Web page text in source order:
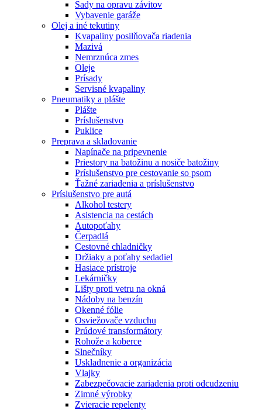
Sady na opravu závitov
Vybavenie garáže
Olej a iné tekutiny
Kvapaliny posilňovača riadenia
Mazivá
Nemrznúca zmes
Oleje
Prísady
Servisné kvapaliny
Pneumatiky a plášte
Plášte
Príslušenstvo
Puklice
Preprava a skladovanie
Napínače na pripevnenie
Priestory na batožinu a nosiče batožiny
Príslušenstvo pre cestovanie so psom
Ťažné zariadenia a príslušenstvo
Príslušenstvo pre autá
Alkohol testery
Asistencia na cestách
Autopoťahy
Čerpadlá
Cestovné chladničky
Držiaky a poťahy sedadiel
Hasiace prístroje
Lekárničky
Lišty proti vetru na okná
Nádoby na benzín
Okenné fólie
Osviežovače vzduchu
Prúdové transformátory
Rohože a koberce
Slnečníky
Uskladnenie a organizácia
Vlajky
Zabezpečovacie zariadenia proti odcudzeniu
Zimné výrobky
Zvieracie repelenty